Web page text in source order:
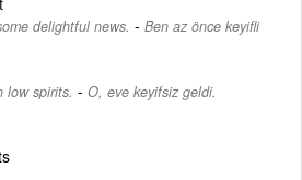
delightful news. - Ben az önce keyifli
low spirits. - O, eve keyifsiz geldi.